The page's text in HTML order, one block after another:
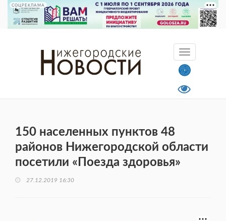
СОЦРЕКЛАМА
150 населенных пунктов 48
районов Нижегородской области
посетили «Поезда здоровья»
27.12.2019 16:30